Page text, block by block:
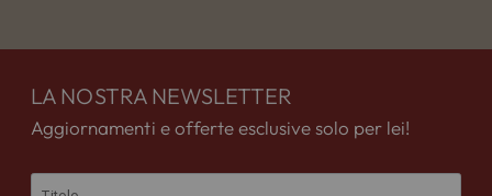
LA NOSTRA NEWSLETTER
Aggiornamenti e offerte esclusive solo per lei!